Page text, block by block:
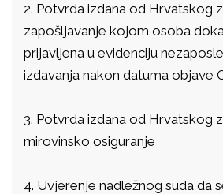
2. Potvrda izdana od Hrvatskog
zapošljavanje kojom osoba
prijavljena u evidenciju
izdavanja nakon datuma objave
3. Potvrda izdana od Hrvatskog
mirovinsko osiguranje
4. Uvjerenje nadležnog suda da